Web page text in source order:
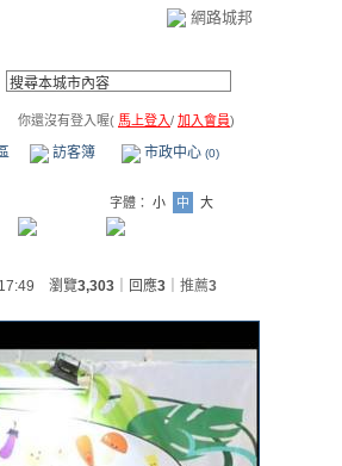
網路城邦
你還沒有登入喔( 馬上登入/ 加入會員)
訪客簿 市政中心 (0)
字體： 小 中
大
瀏覽3,303 ｜回應3 推薦3